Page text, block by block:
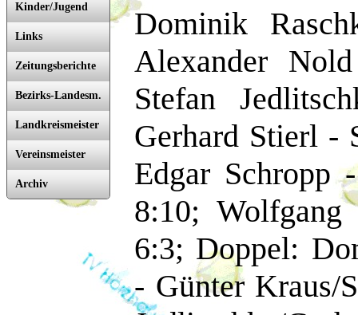
Kinder/Jugend
Links
Zeitungsberichte
Bezirks-Landesm.
Landkreismeister
Vereinsmeister
Archiv
Dominik
Alexander
Stefan
Gerhard Stierl -
Edgar Schropp
8:10;
6:3; Doppel:
- Günter Kraus/